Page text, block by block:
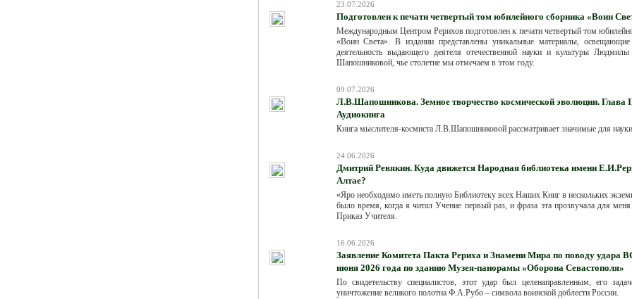
23.07.2026
Подготовлен к печати четвертый том юбилейного сборника «Воин
Международным Центром Рерихов подготовлен к печати четвертый том
«Воин Света». В издании представлены уникальные материалы, освещающие
деятельность выдающего деятеля отечественной науки и культуры
Шапошниковой, чье столетие мы отмечаем в этом году.
09.07.2026
Л.В.Шапошникова. Земное творчество космической эволюции. Глава
Аудиокнига
Книга мыслителя-космиста Л.В.Шапошниковой рассматривает значимые для
24.06.2026
Дмитрий Ревякин. Куда движется Народная библиотека имени
Алтае?
«Яро необходимо иметь полную Библиотеку всех Наших Книг в нескольких
было время, когда я читал Учение первый раз, и фраза эта прозвучала для
Приказ Учителя.
16.06.2026
Заявление Комитета Пакта Рериха и Знамени Мира по поводу удара
июня 2026 года по зданию Музея-панорамы «Оборона Севастополя»
По свидетельству специалистов, этот удар был целенаправленным, его
уничтожение великого полотна Ф.А.Рубо – символа воинской доблести России.